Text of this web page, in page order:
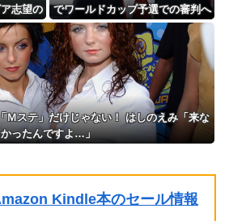
志望の
求
でワールドカップ予選での審判へ
の性接待がバレ大炎上大騒ぎにｗ
ｗｗｗｗｗｗｗ
Ｍステ」だけじゃない！ はしのえみ「来な
かったんですよ…」
Kindle本のセール情報